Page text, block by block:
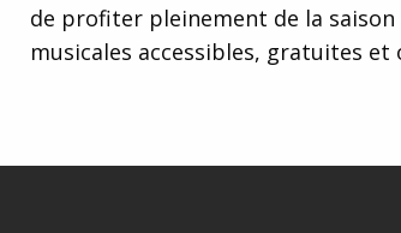
de profiter pleinement de la
musicales accessibles, gratuites